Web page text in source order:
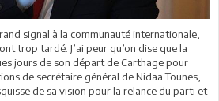
signal à la communauté internationale,
trop tardé. J’ai peur qu’on dise que la
jours de son départ de Carthage pour
de secrétaire général de Nidaa Tounes,
de sa vision pour la relance du parti et